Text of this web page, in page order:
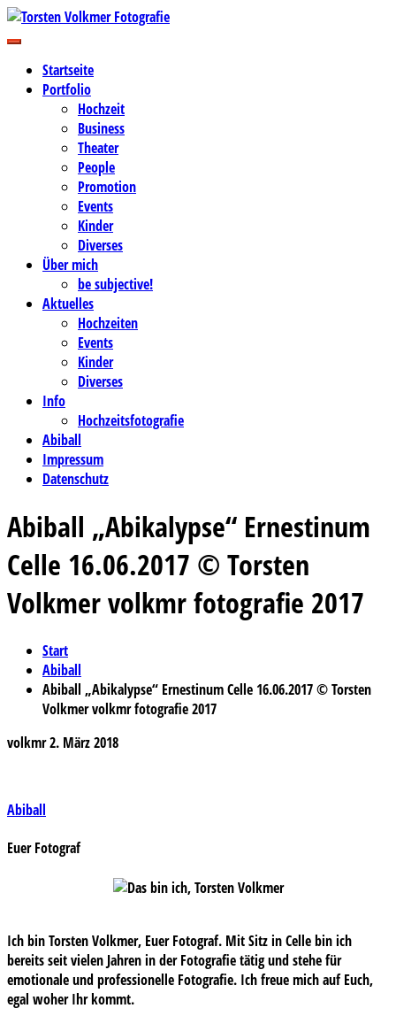
Zum
Inhalt
Torsten Volkmer Fotografie
Business-, Portrait- und Hochzeitsfotografie
Startseite
Portfolio
Hochzeit
Business
Theater
People
Promotion
Events
Kinder
Diverses
Über mich
be subjective!
Aktuelles
Hochzeiten
Events
Kinder
Diverses
Info
Hochzeitsfotografie
Abiball
Impressum
Datenschutz
Abiball „Abikalypse“ Ernestinum
Celle 16.06.2017 © Torsten
Volkmer volkmr fotografie 2017
Start
Abiball
Abiball „Abikalypse“ Ernestinum Celle 16.06.2017 © Torsten
Volkmer volkmr fotografie 2017
volkmr2. März 2018
Beitragsnavigation
Abiball
Euer Fotograf
Ich bin Torsten Volkmer, Euer Fotograf. Mit Sitz in Celle bin ich
bereits seit vielen Jahren in der Fotografie tätig und stehe für
emotionale und professionelle Fotografie. Ich freue mich auf Euch,
egal woher Ihr kommt.